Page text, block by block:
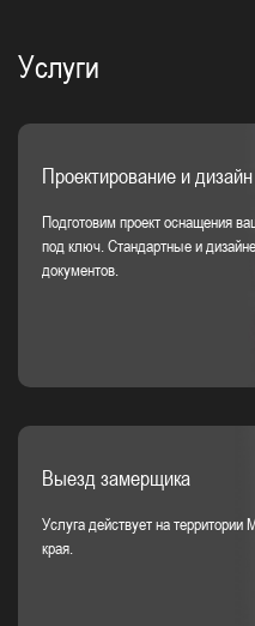
Услуги
Проектирование и дизайн
Подготовим проект оснащения
под ключ. Стандартные и
документов.
Выезд замерщика
Услуга действует на территории
края.